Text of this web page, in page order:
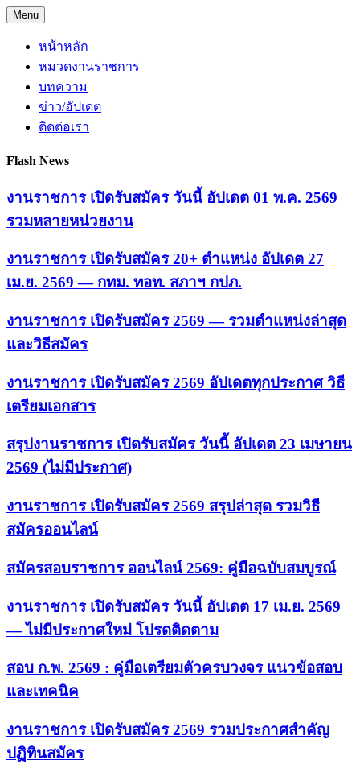
Skip
to
content
Menu
หน้าหลัก
หมวดงานราชการ
บทความ
ข่าว/อัปเดต
ติดต่อเรา
Flash News
งานราชการ เปิดรับสมัคร วันนี้ อัปเดต 01 พ.ค. 2569
รวมหลายหน่วยงาน
งานราชการ เปิดรับสมัคร 20+ ตำแหน่ง อัปเดต 27
เม.ย. 2569 — กทม. ทอท. สภาฯ กปภ.
งานราชการ เปิดรับสมัคร 2569 — รวมตำแหน่งล่าสุด
และวิธีสมัคร
งานราชการ เปิดรับสมัคร 2569 อัปเดตทุกประกาศ วิธี
เตรียมเอกสาร
สรุปงานราชการ เปิดรับสมัคร วันนี้ อัปเดต 23 เมษายน
2569 (ไม่มีประกาศ)
งานราชการ เปิดรับสมัคร 2569 สรุปล่าสุด รวมวิธี
สมัครออนไลน์
สมัครสอบราชการ ออนไลน์ 2569: คู่มือฉบับสมบูรณ์
งานราชการ เปิดรับสมัคร วันนี้ อัปเดต 17 เม.ย. 2569
— ไม่มีประกาศใหม่ โปรดติดตาม
สอบ ก.พ. 2569 : คู่มือเตรียมตัวครบวงจร แนวข้อสอบ
และเทคนิค
งานราชการ เปิดรับสมัคร 2569 รวมประกาศสำคัญ
ปฏิทินสมัคร